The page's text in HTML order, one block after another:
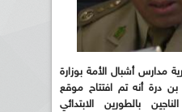
مدارس أشبال الأمة بوزارة
بن درة أنه تم افتتاح موقع
بالطورين الابتدائي